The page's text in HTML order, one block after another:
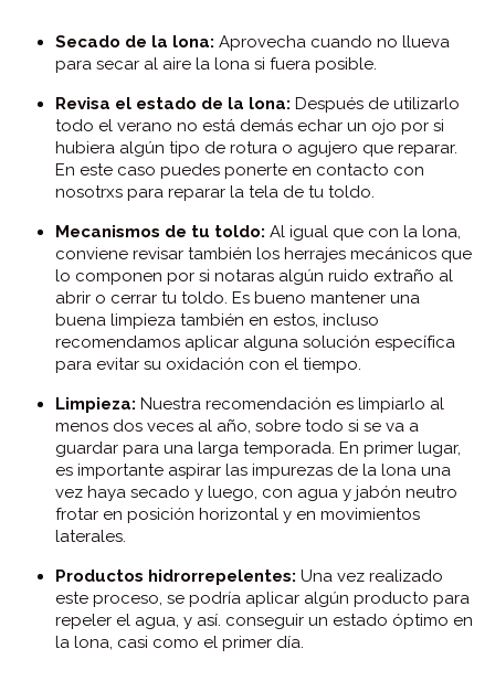
Secado de la lona: Aprovecha cuando no llueva
para secar al aire la lona si fuera posible.
Revisa el estado de la lona: Después de utilizarlo
todo el verano no está demás echar un ojo por si
hubiera algún tipo de rotura o agujero que reparar.
En este caso puedes ponerte en contacto con
nosotrxs para reparar la tela de tu toldo.
Mecanismos de tu toldo: Al igual que con la lona,
conviene revisar también los herrajes mecánicos que
lo componen por si notaras algún ruido extraño al
abrir o cerrar tu toldo. Es bueno mantener una
buena limpieza también en estos, incluso
recomendamos aplicar alguna solución específica
para evitar su oxidación con el tiempo.
Limpieza: Nuestra recomendación es limpiarlo al
menos dos veces al año, sobre todo si se va a
guardar para una larga temporada. En primer lugar,
es importante aspirar las impurezas de la lona una
vez haya secado y luego, con agua y jabón neutro
frotar en posición horizontal y en movimientos
laterales.
Productos hidrorrepelentes: Una vez realizado
este proceso, se podría aplicar algún producto para
repeler el agua, y así. conseguir un estado óptimo en
la lona, casi como el primer día.